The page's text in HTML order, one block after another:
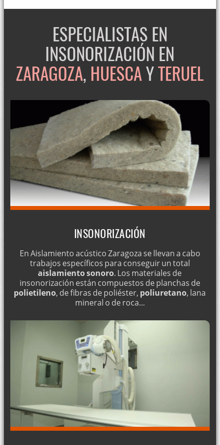
ESPECIALISTAS EN
INSONORIZACIÓN EN
ZARAGOZA, HUESCAYTERUEL
INSONORIZACIÓN
En Aislamiento acústico Zaragoza se llevan a cabo
trabajos específicos para conseguir un total
aislamiento sonoro. Los materiales de
insonorización están compuestos de planchas de
polietileno, de fibras de poliéster, poliuretano, lana
mineral o de roca...